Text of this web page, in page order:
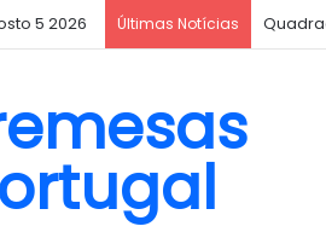
5 2026 Últimas Notícias